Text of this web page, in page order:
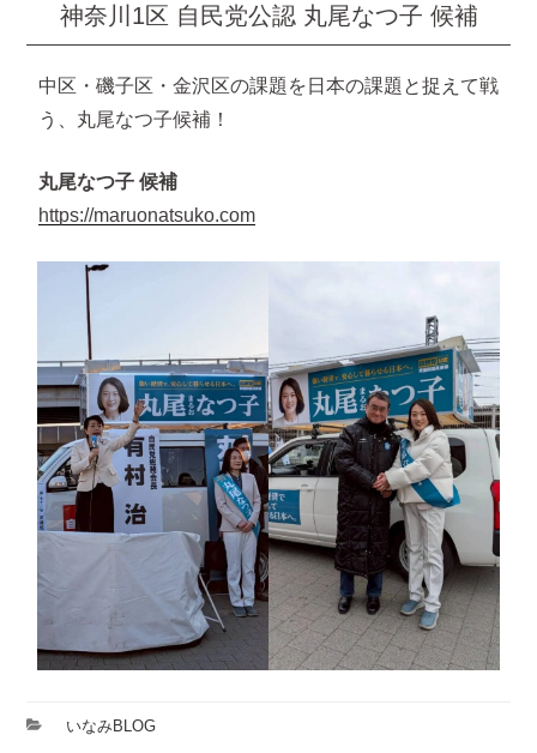
神奈川1区 自民党公認 丸尾なつ子 候補
中区・磯子区・金沢区の課題を日本の課題と捉えて戦
う、丸尾なつ子候補！
丸尾なつ子 候補
https://maruonatsuko.com
カ
いなみBLOG